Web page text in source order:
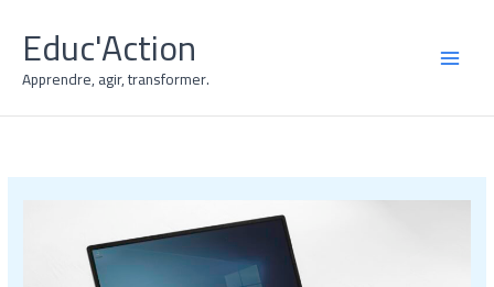
contenuto
Educ'Action
Apprendre, agir, transformer.